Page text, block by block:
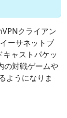
クライアン
ーサネットブ
キャストパケッ
の対戦ゲームや
ようになりま